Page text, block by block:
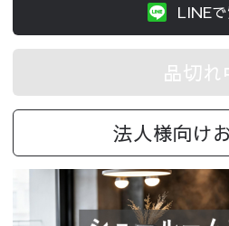
LINE
品切れ
法人様向け